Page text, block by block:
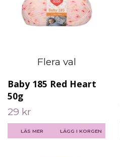
Flera val
Baby 185 Red Heart
50g
29 kr
LÄS MER LÄGG I KORGEN